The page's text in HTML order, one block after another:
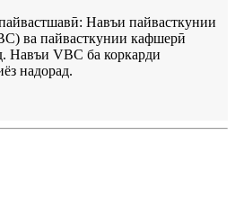
Навъи пайвасткунии
ва пайвасткунии кафшерӣ
Навъи VBC ба коркарди
надорад.